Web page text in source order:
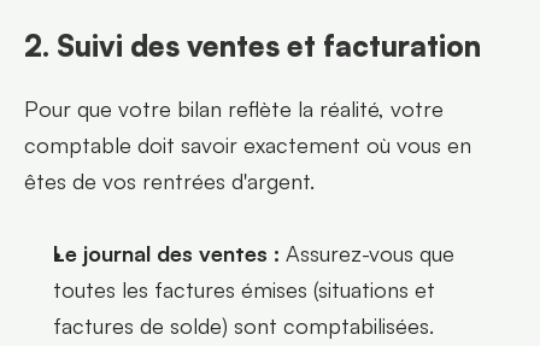
2. Suivi des ventes et facturation
Pour que votre bilan reflète la réalité, votre
comptable doit savoir exactement où vous en
êtes de vos rentrées d'argent.
Le journal des ventes : Assurez-vous que
toutes les factures émises (situations et
factures de solde) sont comptabilisées.